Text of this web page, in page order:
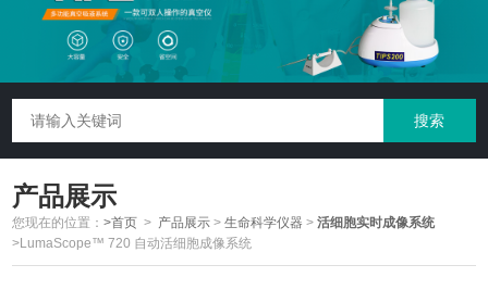
产品展示
您现在的位置：>首页 > 产品展示 >生命科学仪器 >活细胞实时成像系统
>LumaScope™ 720 自动活细胞成像系统